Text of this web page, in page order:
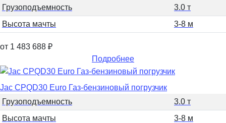
Грузоподъемность
3.0 т
Высота мачты
3-8 м
от 1 483 688 ₽
Подробнее
Jac CPQD30 Euro Газ-бензиновый погрузчик
Грузоподъемность
3.0 т
Высота мачты
3-8 м